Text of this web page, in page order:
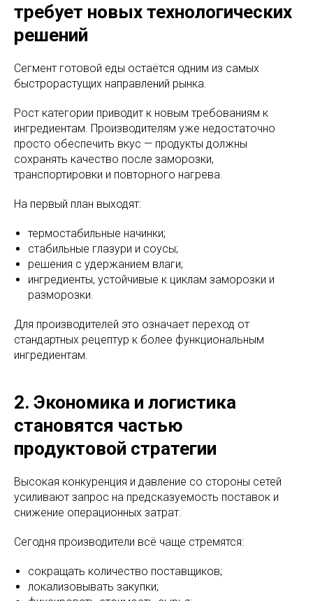
требует новых технологических
решений
Сегмент готовой еды остаётся одним из самых
быстрорастущих направлений рынка.
Рост категории приводит к новым требованиям к
ингредиентам. Производителям уже недостаточно
просто обеспечить вкус — продукты должны
сохранять качество после заморозки,
транспортировки и повторного нагрева.
На первый план выходят:
термостабильные начинки;
стабильные глазури и соусы;
решения с удержанием влаги;
ингредиенты, устойчивые к циклам заморозки и
разморозки.
Для производителей это означает переход от
стандартных рецептур к более функциональным
ингредиентам.
2. Экономика и логистика
становятся частью
продуктовой стратегии
Высокая конкуренция и давление со стороны сетей
усиливают запрос на предсказуемость поставок и
снижение операционных затрат.
Сегодня производители всё чаще стремятся:
сокращать количество поставщиков;
локализовывать закупки;